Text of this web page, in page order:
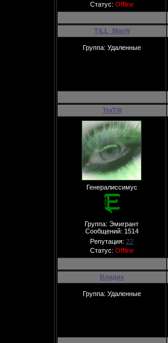
Статус: Offline
TiLL_ManN
Группа: Удаленные
TraTill
Генералиссимус
Группа: Эмигрант
Сообщений: 1514
Репутация: 22
Статус: Offline
Владик
Группа: Удаленные